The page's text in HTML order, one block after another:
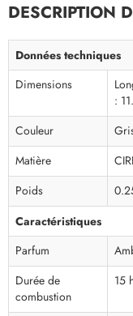
DESCRIPTION
Données techniques
Dimensions
:
Couleur
Matière
Poids
Caractéristiques
Parfum
Durée de
combustion
15